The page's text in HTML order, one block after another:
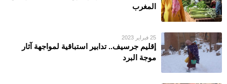
المغرب
25 فبراير 2023
إقليم جرسيف.. تدابير استباقية لمواجهة آثار
موجة البرد